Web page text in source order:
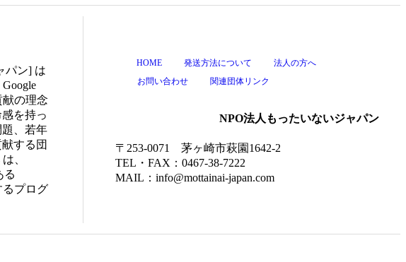
パン] は
献の理念
を持っ
、若年
する団
、
る
るプログ
HOME 発送方法について
法人の方へ
お問い合わせ
関連団体リンク
NPO法人もったいないジャパン
〒253-0071 茅ヶ崎市萩園1642-2
TEL・FAX：0467-38-7222
MAIL：info@mottainai-japan.com